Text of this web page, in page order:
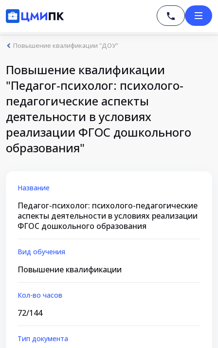
Повышение квалификации "ДОУ"
Повышение квалификации
"Педагог-психолог: психолого-
педагогические аспекты
деятельности в условиях
реализации ФГОС дошкольного
образования"
Название
Педагог-психолог: психолого-педагогические
аспекты деятельности в условиях реализации
ФГОС дошкольного образования
Вид обучения
Повышение квалификации
Кол-во часов
72/144
Тип документа